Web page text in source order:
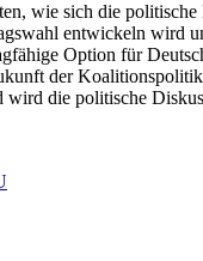
wie sich die
entwickeln wird
Option für
der
wird die politische